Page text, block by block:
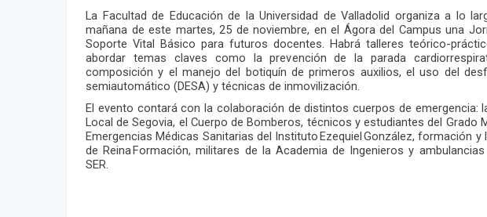
La Facultad de Educación de la Universidad de Valladolid organiza a lo
mañana de este martes, 25 de noviembre, en el Ágora del Campus una
Soporte Vital Básico para futuros docentes. Habrá talleres teórico-
abordar temas claves como la prevención de la parada
composición y el manejo del botiquín de primeros auxilios, el uso del
semiautomático (DESA) y técnicas de inmovilización.
El evento contará con la colaboración de distintos cuerpos de emergencia:
Local de Segovia, el Cuerpo de Bomberos, técnicos y estudiantes del Grado
Emergencias Médicas Sanitarias del Instituto Ezequiel González, formación y
de Reina Formación, militares de la Academia de Ingenieros y ambulancias
SER.